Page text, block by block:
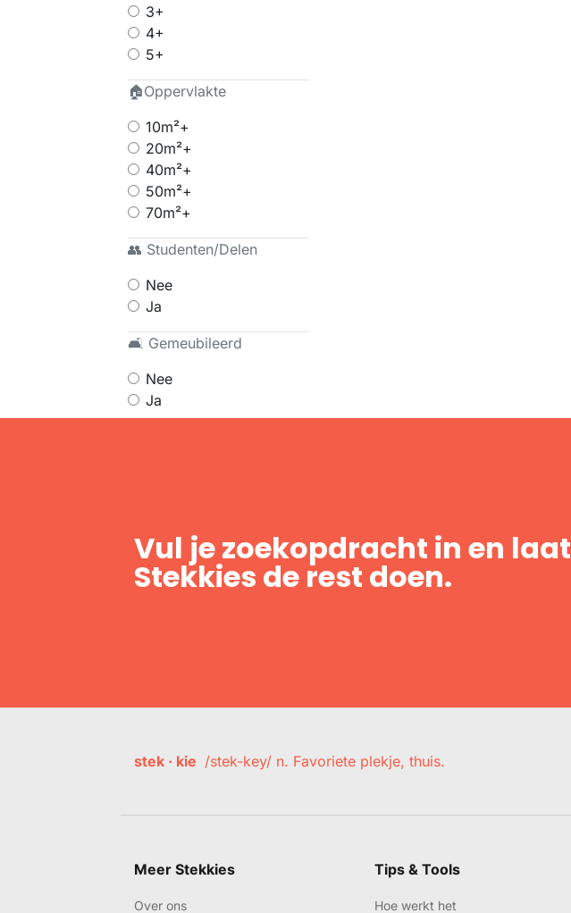
3+
4+
5+
🏠Oppervlakte
10m²+
20m²+
40m²+
50m²+
70m²+
👥 Studenten/Delen
Nee
Ja
🛋 Gemeubileerd
Nee
Ja
Vul je zoekopdracht in en laat
Stekkies de rest doen.
stek · kie /stek-key/ n. Favoriete plekje, thuis.
Meer Stekkies
Over ons
Tips & Tools
Hoe werkt het